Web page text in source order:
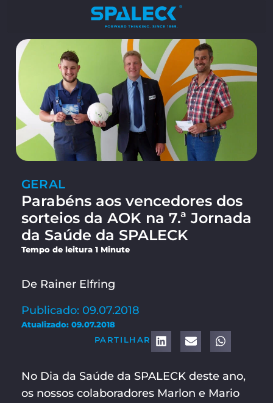
GERAL
Parabéns aos vencedores dos
sorteios da AOK na 7.ª Jornada
da Saúde da SPALECK
Tempo de leitura 1 Minute
De Rainer Elfring
Publicado: 09.07.2018
Atualizado: 09.07.2018
PARTILHAR
No Dia da Saúde da SPALECK deste ano,
os nossos colaboradores Marlon e Mario